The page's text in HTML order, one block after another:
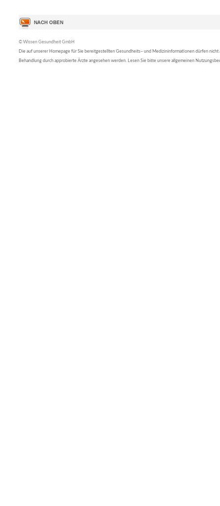
© Wissen Gesundheit GmbH
Die auf unserer Homepage für Sie bereitgestellten Gesundheits– und Medizininformationen dürfen nicht
Behandlung durch approbierte Ärzte angesehen werden. Lesen Sie bitte unsere allgemeinen